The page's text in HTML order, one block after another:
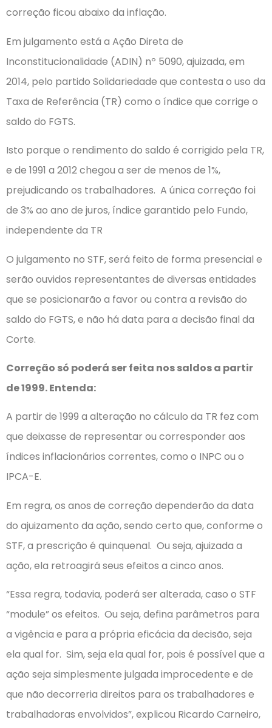
correção ficou abaixo da inflação.
Em julgamento está a Ação Direta de
Inconstitucionalidade (ADIN) nº 5090, ajuizada, em
2014, pelo partido Solidariedade que contesta o uso da
Taxa de Referência (TR) como o índice que corrige o
saldo do FGTS.
Isto porque o rendimento do saldo é corrigido pela TR,
e de 1991 a 2012 chegou a ser de menos de 1%,
prejudicando os trabalhadores. A única correção foi
de 3% ao ano de juros, índice garantido pelo Fundo,
independente da TR
O julgamento no STF, será feito de forma presencial e
serão ouvidos representantes de diversas entidades
que se posicionarão a favor ou contra a revisão do
saldo do FGTS, e não há data para a decisão final da
Corte.
Correção só poderá ser feita nos saldos a partir
de 1999. Entenda:
A partir de 1999 a alteração no cálculo da TR fez com
que deixasse de representar ou corresponder aos
índices inflacionários correntes, como o INPC ou o
IPCA-E.
Em regra, os anos de correção dependerão da data
do ajuizamento da ação, sendo certo que, conforme o
STF, a prescrição é quinquenal. Ou seja, ajuizada a
ação, ela retroagirá seus efeitos a cinco anos.
“Essa regra, todavia, poderá ser alterada, caso o STF
“module” os efeitos. Ou seja, defina parâmetros para
a vigência e para a própria eficácia da decisão, seja
ela qual for. Sim, seja ela qual for, pois é possível que a
ação seja simplesmente julgada improcedente e de
que não decorreria direitos para os trabalhadores e
trabalhadoras envolvidos”, explicou Ricardo Carneiro,